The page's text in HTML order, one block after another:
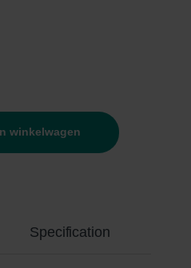
winkelwagen
Specification